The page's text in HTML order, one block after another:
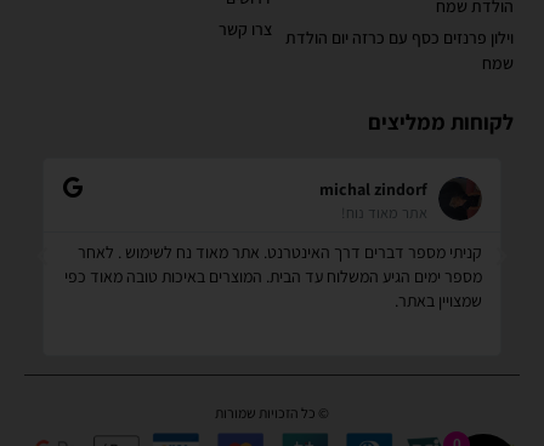
הולדת שמח
וילון פרנזים כסף עם כרזה יום הולדת
שמח
צרו קשר
לקוחות ממליצים
michal zindorf
אתר מאוד נוח!
קניתי מספר דברים דרך האינטרנט. אתר מאוד נח לשימוש . לאחר
מספר ימים הגיע המשלוח עד הבית. המוצרים באיכות טובה מאוד כפי
שמצויין באתר.
© כל הזכויות שמורות